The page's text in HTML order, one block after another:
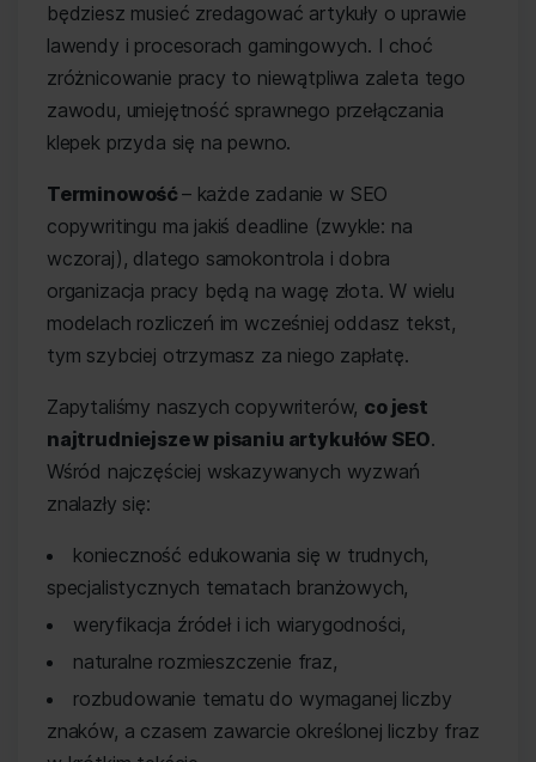
będziesz musieć zredagować artykuły o uprawie
lawendy i procesorach gamingowych. I choć
zróżnicowanie pracy to niewątpliwa zaleta tego
zawodu, umiejętność sprawnego przełączania
klepek przyda się na pewno.
Terminowość – każde zadanie w SEO
copywritingu ma jakiś deadline (zwykle: na
wczoraj), dlatego samokontrola i dobra
organizacja pracy będą na wagę złota. W wielu
modelach rozliczeń im wcześniej oddasz tekst,
tym szybciej otrzymasz za niego zapłatę.
Zapytaliśmy naszych copywriterów, co jest
najtrudniejsze w pisaniu artykułów SEO.
Wśród najczęściej wskazywanych wyzwań
znalazły się:
konieczność edukowania się w trudnych,
specjalistycznych tematach branżowych,
weryfikacja źródeł i ich wiarygodności,
naturalne rozmieszczenie fraz,
rozbudowanie tematu do wymaganej liczby
znaków, a czasem zawarcie określonej liczby fraz